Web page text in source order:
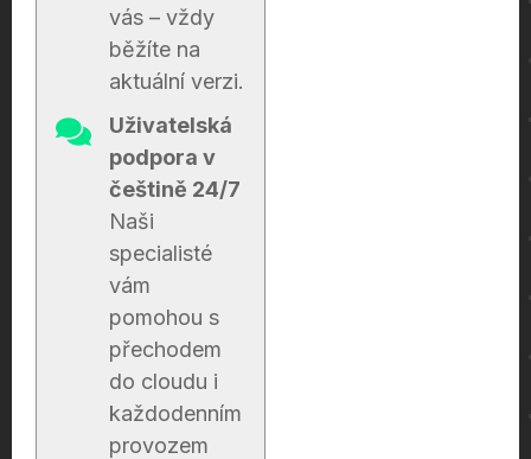
vás – vždy
běžíte na
aktuální verzi.
Uživatelská
podpora v
češtině 24/7
Naši
specialisté
vám
pomohou s
přechodem
do cloudu i
každodenním
provozem